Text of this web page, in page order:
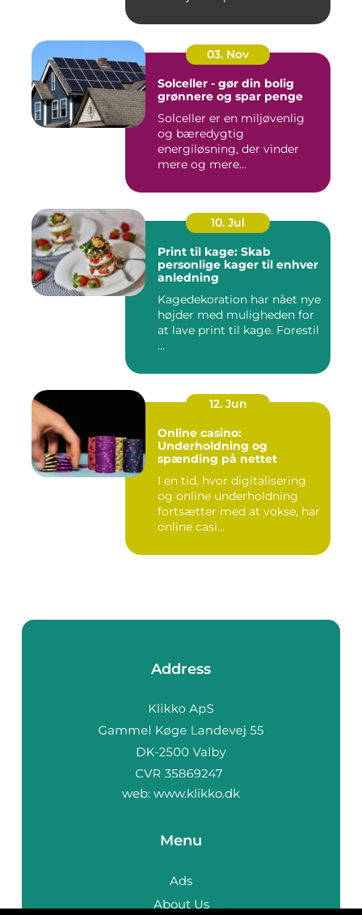
03. Nov
Solceller - gør din bolig
grønnere og spar penge
Solceller er en miljøvenlig
og bæredygtig
energiløsning, der vinder
mere og mere...
10. Jul
Print til kage: Skab
personlige kager til enhver
anledning
Kagedekoration har nået nye
højder med muligheden for
at lave print til kage. Forestil
...
12. Jun
Online casino:
Underholdning og
spænding på nettet
I en tid, hvor digitalisering
og online underholdning
fortsætter med at vokse, har
online casi...
Address
web: www.klikko.dk
Menu
Ads
About Us